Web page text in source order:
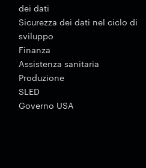
dei dati
Sicurezza dei dati nel ciclo di
sviluppo
Finanza
Assistenza sanitaria
Produzione
SLED
Governo USA